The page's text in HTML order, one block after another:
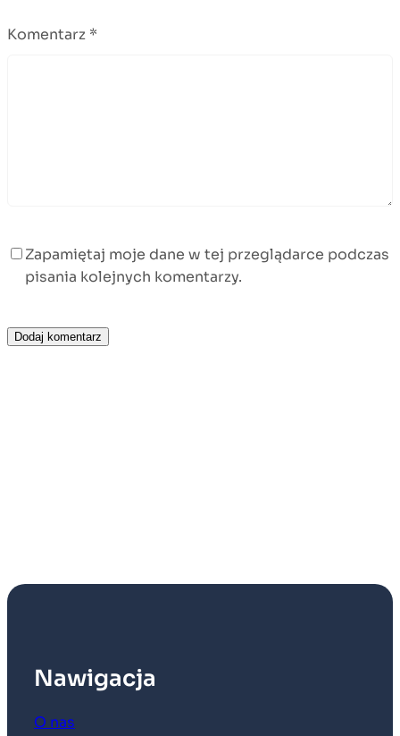
Komentarz *
Zapamiętaj moje dane w tej przeglądarce podczas
pisania kolejnych komentarzy.
Nawigacja
O nas